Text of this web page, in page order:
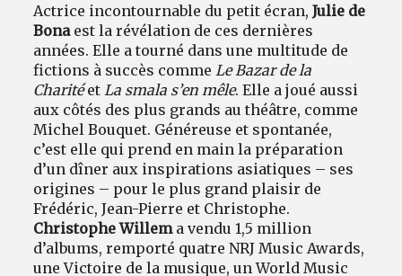
Actrice incontournable du petit écran,Julie de
Bonaest la révélation de ces dernières
années. Elle a tourné dans une multitude de
fictions à succès comme Le Bazar de la
Charitéet La smala s’en mêle. Elle a joué aussi
aux côtés des plus grands au théâtre, comme
Michel Bouquet. Généreuse et spontanée,
c’est elle qui prend en main la préparation
d’un dîner aux inspirations asiatiques – ses
origines – pour le plus grand plaisir de
Frédéric, Jean-Pierre et Christophe.
Christophe Willema vendu 1,5 million
d’albums, remporté quatre NRJ Music Awards,
une Victoire de la musique, un World Music